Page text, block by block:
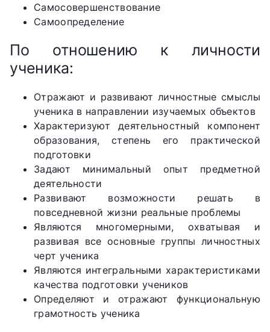
Самосовершенствование
Самоопределение
По отношению к личности
ученика:
Отражают и развивают личностные смыслы
ученика в направлении изучаемых объектов
Характеризуют деятельностный компонент
образования, степень его практической
подготовки
Задают минимальный опыт предметной
деятельности
Развивают возможности решать в
повседневной жизни реальные проблемы
Являются многомерными, охватывая и
развивая все основные группы личностных
черт ученика
Являются интегральными характеристиками
качества подготовки учеников
Определяют и отражают функциональную
грамотность ученика